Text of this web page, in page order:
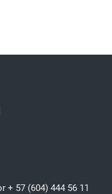
+ 57 (604) 444 56 11